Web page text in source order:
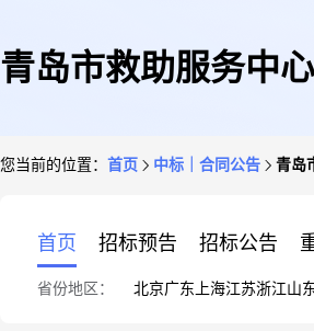
青岛市救助服务中
您当前的位置： 首页 中标｜合同公告 青岛
首页 招标预告 招标公告
省份地区： 北京广东 上海江苏浙江山